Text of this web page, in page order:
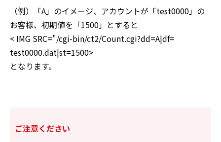
（例）「A」のイメージ、アカウントが「test0000」の
お客様、初期値を「1500」とすると
< IMG SRC="/cgi-bin/ct2/Count.cgi?dd=A|df=
test0000.dat|st=1500>
となります。
ご注意ください